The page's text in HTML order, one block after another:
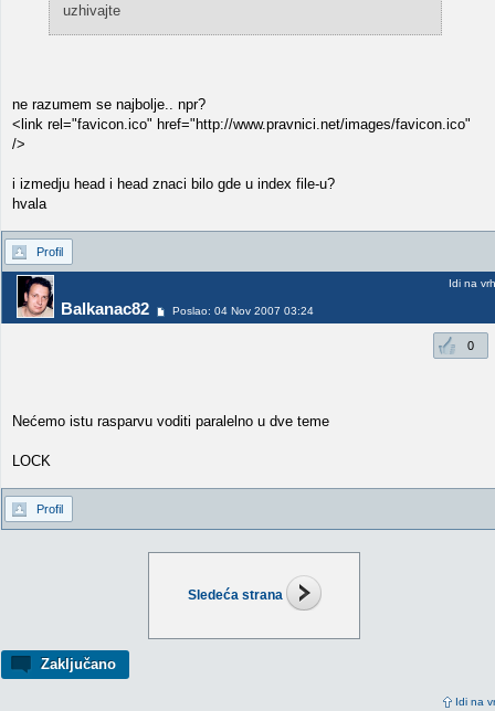
Sledeća strana
Zaključano
Idi na
uzhivajte
ne razumem se najbolje.. npr?
<link rel="favicon.ico" href="http://www.pravnici.net/images/favicon.ico"
/>
i izmedju head i head znaci bilo gde u index file-u?
hvala
Profil
Balkanac82 Poslao: 04 Nov 2007 03:24
Idi na vrh
0
Nećemo istu rasparvu voditi paralelno u dve teme
LOCK
Profil